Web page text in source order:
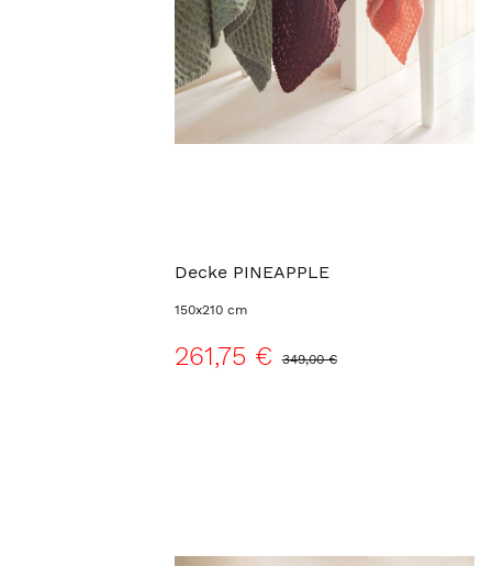
Decke PINEAPPLE
150x210 cm
261,75 € 349,00 €